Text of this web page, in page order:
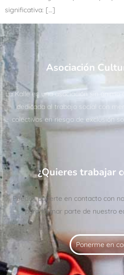
significativa: […]
Asociación
La Kalle es una asociación sin ánimo
dedicada al trabajo social con
colectivos en riesgo de exclusión
¿Quieres trabajar
Puedes ponerte en contacto con
para formar parte de nuestro
Ponerme en